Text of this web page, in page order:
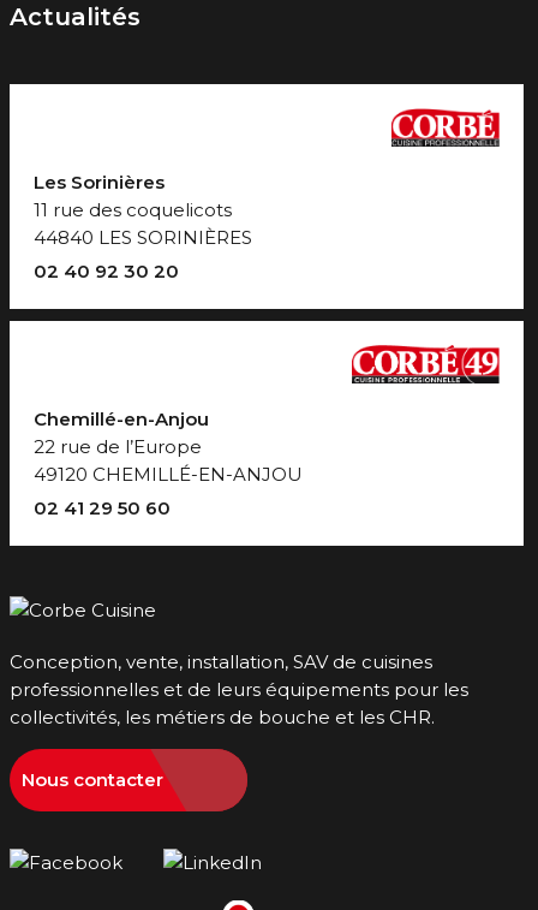
Conception, vente, installation, SAV de cuisines
professionnelles et de leurs équipements pour les
collectivités, les métiers de bouche et les CHR.
Nous contacter
Actualités
Les Sorinières
11 rue des coquelicots
44840 LES SORINIÈRES
02 40 92 30 20
Chemillé-en-Anjou
22 rue de l’Europe
49120 CHEMILLÉ-EN-ANJOU
02 41 29 50 60